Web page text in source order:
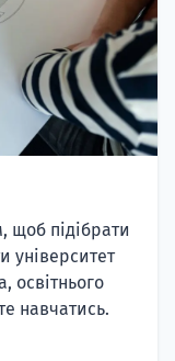
щоб підібрати
університет
освітнього
навчатись.